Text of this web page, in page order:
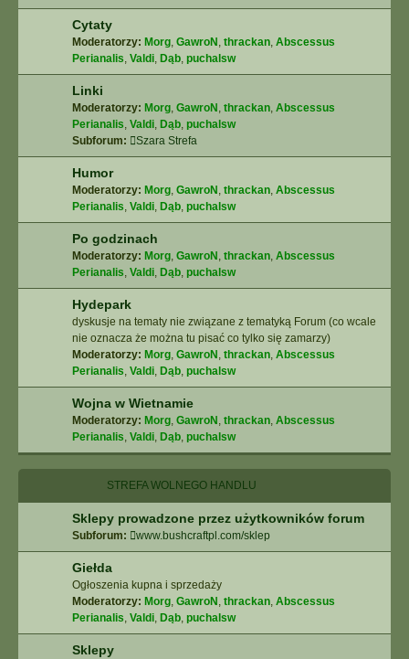
Cytaty
Moderatorzy: Morg, GawroN , thrackan, Abscessus
Perianalis, Valdi, Dąb, puchalsw
Linki
Moderatorzy: Morg, GawroN , thrackan, Abscessus
Perianalis, Valdi, Dąb, puchalsw
Subforum:
Szara Strefa
Humor
Moderatorzy: Morg, GawroN , thrackan, Abscessus
Perianalis, Valdi, Dąb, puchalsw
Po godzinach
Moderatorzy: Morg, GawroN , thrackan, Abscessus
Perianalis, Valdi, Dąb, puchalsw
Hydepark
dyskusje na tematy nie związane z tematyką Forum (co wcale
nie oznacza że można tu pisać co tylko się zamarzy)
Moderatorzy: Morg, GawroN , thrackan, Abscessus
Perianalis, Valdi, Dąb, puchalsw
Wojna w Wietnamie
Moderatorzy: Morg, GawroN , thrackan, Abscessus
Perianalis, Valdi, Dąb, puchalsw
STREFA WOLNEGO HANDLU
Sklepy prowadzone przez użytkowników forum
Subforum: www.bushcraftpl.com/sklep
Giełda
Ogłoszenia kupna i sprzedaży
Moderatorzy: Morg, GawroN , thrackan, Abscessus
Perianalis, Valdi, Dąb, puchalsw
Sklepy